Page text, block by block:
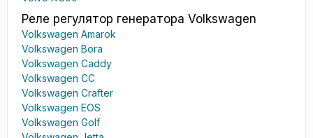
Реле регулятор генератора Volkswagen
Volkswagen Amarok
Volkswagen Bora
Volkswagen Caddy
Volkswagen CC
Volkswagen Crafter
Volkswagen EOS
Volkswagen Golf